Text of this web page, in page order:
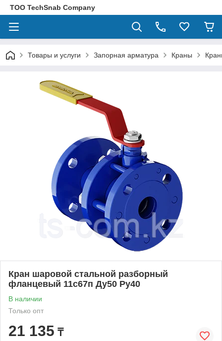
ТОО TechSnab Company
Товары и услуги Запорная арматура Краны
Кран шаровой стальной разборный
фланцевый 11с67п Ду50 Ру40
В наличии
Только опт
21 135 ₸